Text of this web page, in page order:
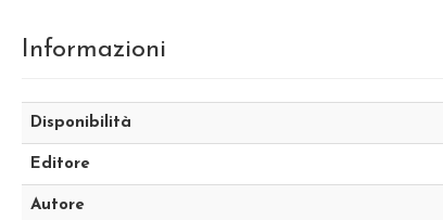
Informazioni
Disponibilità
Editore
Autore